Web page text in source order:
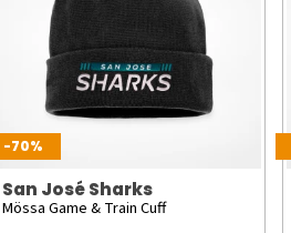
-70%
San José Sharks
Mössa Game & Train Cuff